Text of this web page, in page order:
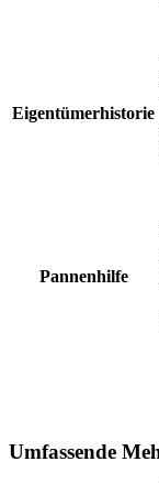
Eigentümerhistorie
Pannenhilfe
Umfassende